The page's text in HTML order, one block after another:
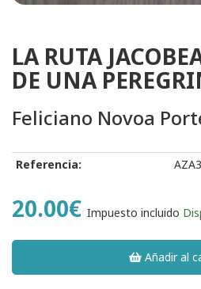
LA RUTA
DE UNA
Feliciano Novoa
Referencia:
20.00€ Impuesto incluido
Añadir al